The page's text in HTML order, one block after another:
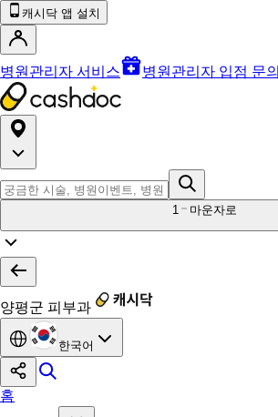
캐시닥 앱 설치
병원관리자 서비스 병원관리자 입점 문의
1 마운자로
양평군 피부과
한국어
홈